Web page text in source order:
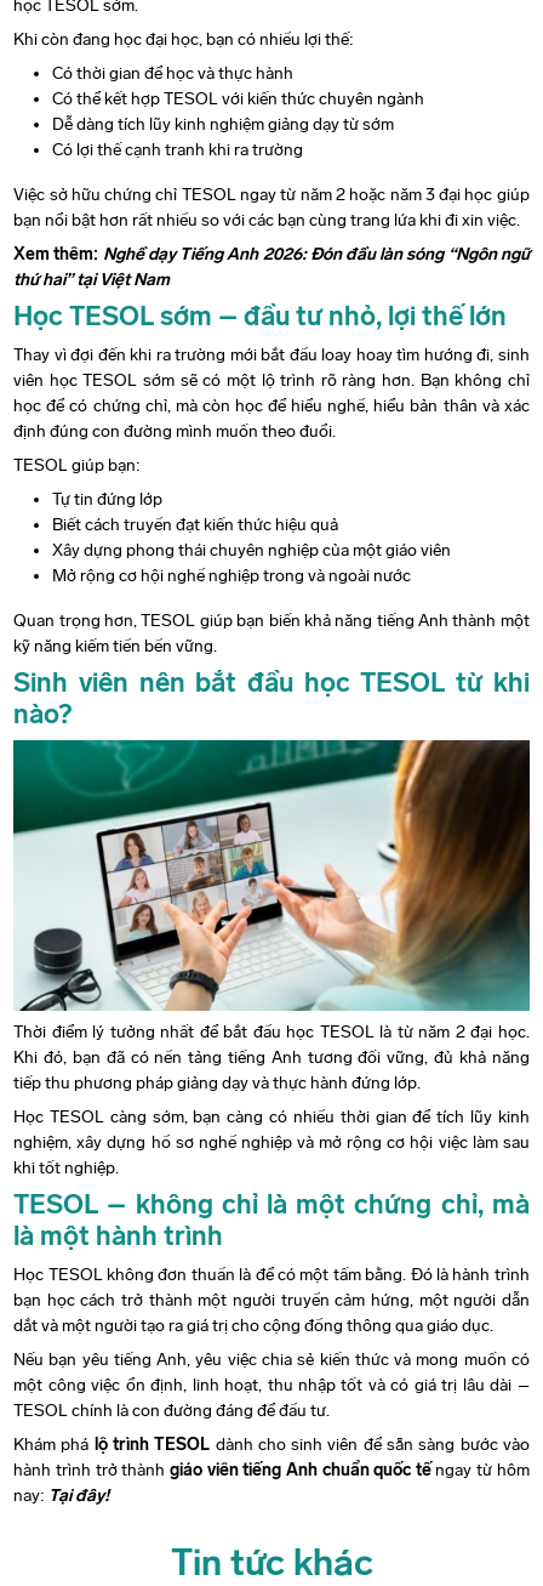
học TESOL sớm.
Khi còn đang học đại học, bạn có nhiều lợi thế:
Có thời gian để học và thực hành
Có thể kết hợp TESOL với kiến thức chuyên ngành
Dễ dàng tích lũy kinh nghiệm giảng dạy từ sớm
Có lợi thế cạnh tranh khi ra trường
Việc sở hữu chứng chỉ TESOL ngay từ năm 2 hoặc năm 3 đại học giúp
bạn nổi bật hơn rất nhiều so với các bạn cùng trang lứa khi đi xin việc.
Xem thêm: Nghề dạy Tiếng Anh 2026: Đón đầu làn sóng “Ngôn ngữ
thứ hai” tại Việt Nam
Học TESOL sớm – đầu tư nhỏ, lợi thế lớn
Thay vì đợi đến khi ra trường mới bắt đầu loay hoay tìm hướng đi, sinh
viên học TESOL sớm sẽ có một lộ trình rõ ràng hơn. Bạn không chỉ
học để có chứng chỉ, mà còn học để hiểu nghề, hiểu bản thân và xác
định đúng con đường mình muốn theo đuổi.
TESOL giúp bạn:
Tự tin đứng lớp
Biết cách truyền đạt kiến thức hiệu quả
Xây dựng phong thái chuyên nghiệp của một giáo viên
Mở rộng cơ hội nghề nghiệp trong và ngoài nước
Quan trọng hơn, TESOL giúp bạn biến khả năng tiếng Anh thành một
kỹ năng kiếm tiền bền vững.
Sinh viên nên bắt đầu học TESOL từ khi
nào?
Thời điểm lý tưởng nhất để bắt đầu học TESOL là từ năm 2 đại học.
Khi đó, bạn đã có nền tảng tiếng Anh tương đối vững, đủ khả năng
tiếp thu phương pháp giảng dạy và thực hành đứng lớp.
Học TESOL càng sớm, bạn càng có nhiều thời gian để tích lũy kinh
nghiệm, xây dựng hồ sơ nghề nghiệp và mở rộng cơ hội việc làm sau
khi tốt nghiệp.
TESOL – không chỉ là một chứng chỉ, mà
là một hành trình
Học TESOL không đơn thuần là để có một tấm bằng. Đó là hành trình
bạn học cách trở thành một người truyền cảm hứng, một người dẫn
dắt và một người tạo ra giá trị cho cộng đồng thông qua giáo dục.
Nếu bạn yêu tiếng Anh, yêu việc chia sẻ kiến thức và mong muốn có
một công việc ổn định, linh hoạt, thu nhập tốt và có giá trị lâu dài –
TESOL chính là con đường đáng để đầu tư.
Khám phá lộ trình TESOL dành cho sinh viên để sẵn sàng bước vào
hành trình trở thành giáo viên tiếng Anh chuẩn quốc tếngay từ hôm
nay: Tại đây!
Tin tức khác